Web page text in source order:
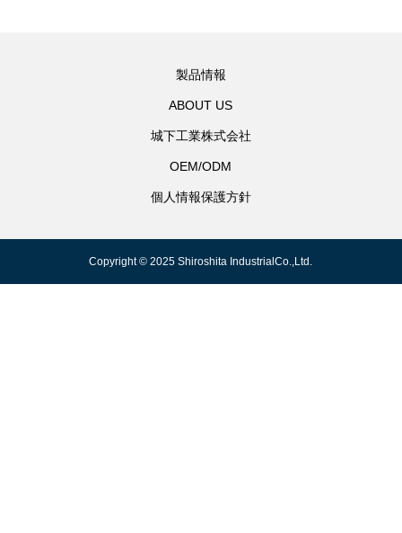
製品情報
ABOUT US
城下工業株式会社
OEM/ODM
個人情報保護方針
Copyright © 2025 Shiroshita IndustrialCo.,Ltd.